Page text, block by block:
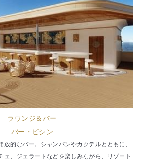
ラウンジ＆バー
バー・ピシン
放的なバー。シャンパンやカクテルとともに、
ェ、ジェラートなどを楽しみながら、リゾート